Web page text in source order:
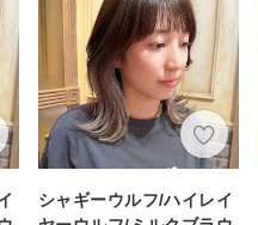
シャギーウルフ/ハイレイ